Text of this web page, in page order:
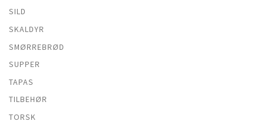
SILD
SKALDYR
SMØRREBRØD
SUPPER
TAPAS
TILBEHØR
TORSK